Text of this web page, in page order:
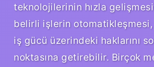
teknolojilerinin hızla
belirli işlerin otomatikleşmesi,
iş gücü üzerindeki haklarını
noktasına getirebilir. Birçok